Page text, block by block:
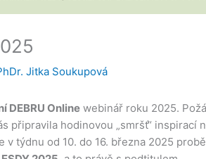
Jitka Soukupová
DEBRU Online webinář roku 2025.
připravila hodinovou „smršť“ inspirací
v týdnu od 10. do 16. března 2025